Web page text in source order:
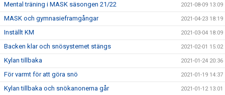
Mental träning i MASK säsongen 21/22 2021-08-09 13:09
MASK och gymnasieframgångar 2021-04-23 18:19
Inställt KM 2021-03-04 18:09
Backen klar och snösystemet stängs 2021-02-01 15:02
Kylan tillbaka 2021-01-24 20:36
För varmt för att göra snö 2021-01-19 14:37
Kylan tillbaka och snökanonerna går 2021-01-12 13:01